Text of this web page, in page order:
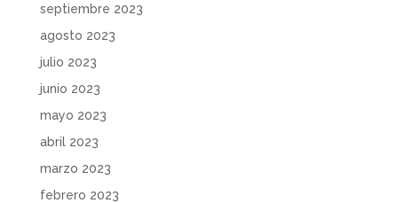
septiembre 2023
agosto 2023
julio 2023
junio 2023
mayo 2023
abril 2023
marzo 2023
febrero 2023